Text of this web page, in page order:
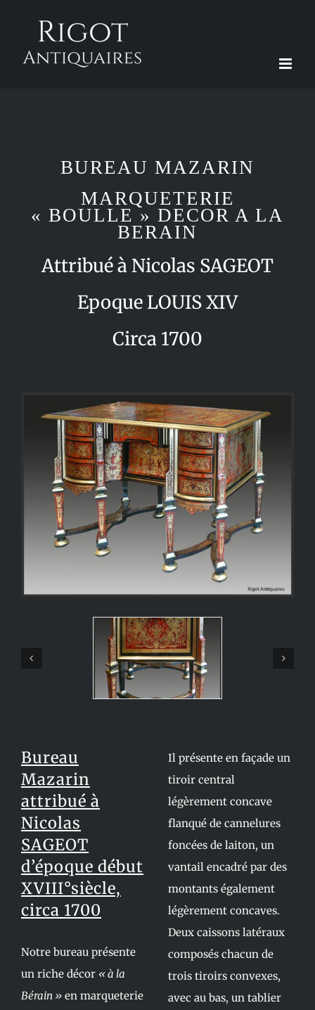
contenu
BUREAU MAZARIN
MARQUETERIE
« BOULLE » DECOR A LA
BERAIN
Attribué à Nicolas SAGEOT
Epoque LOUIS XIV
Circa 1700
Bureau
Mazarin
attribué à
Nicolas
SAGEOT
d’époque début
XVIII°siècle,
circa 1700
Notre bureau présente
un riche décor « à la
Bérain »en marqueterie
Il présente en façade un
tiroir central
légèrement concave
flanqué de cannelures
foncées de laiton, un
vantail encadré par des
montants également
légèrement concaves.
Deux caissons latéraux
composés chacun de
trois tiroirs convexes,
avec au bas, un tablier